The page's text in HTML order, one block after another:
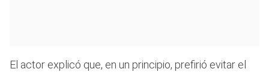
El actor explicó que, en un principio, prefirió evitar el